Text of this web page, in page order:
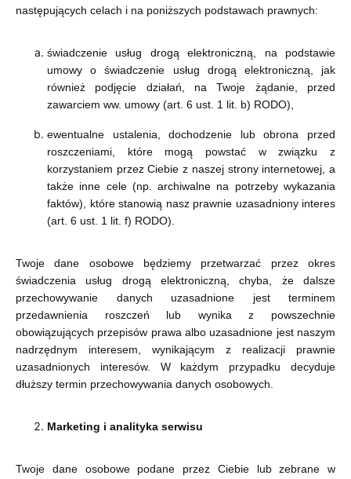
następujących celach i na poniższych podstawach prawnych:
świadczenie usług drogą elektroniczną, na podstawie
umowy o świadczenie usług drogą elektroniczną, jak
również podjęcie działań, na Twoje żądanie, przed
zawarciem ww. umowy (art. 6 ust. 1 lit. b) RODO),
ewentualne ustalenia, dochodzenie lub obrona przed
roszczeniami, które mogą powstać w związku z
korzystaniem przez Ciebie z naszej strony internetowej, a
także inne cele (np. archiwalne na potrzeby wykazania
faktów), które stanowią nasz prawnie uzasadniony interes
(art. 6 ust. 1 lit. f) RODO).
Twoje dane osobowe będziemy przetwarzać przez okres
świadczenia usług drogą elektroniczną, chyba, że dalsze
przechowywanie danych uzasadnione jest terminem
przedawnienia roszczeń lub wynika z powszechnie
obowiązujących przepisów prawa albo uzasadnione jest naszym
nadrzędnym interesem, wynikającym z realizacji prawnie
uzasadnionych interesów. W każdym przypadku decyduje
dłuższy termin przechowywania danych osobowych.
Marketing i analityka serwisu
Twoje dane osobowe podane przez Ciebie lub zebrane w